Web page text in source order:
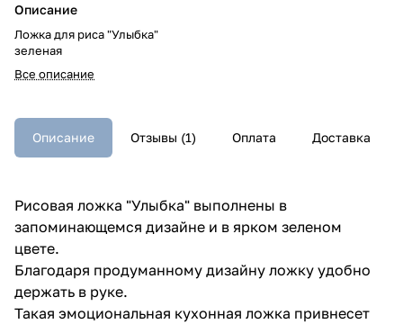
Описание
Ложка для риса "Улыбка"
зеленая
Все описание
Описание Отзывы (1) Оплата Доставка
Рисовая ложка "Улыбка" выполнены в
запоминающемся дизайне и в ярком зеленом
цвете.
Благодаря продуманному дизайну ложку удобно
держать в руке.
Такая эмоциональная кухонная ложка привнесет